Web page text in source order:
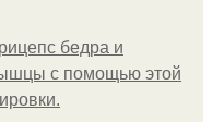
бедра и
с помощью этой